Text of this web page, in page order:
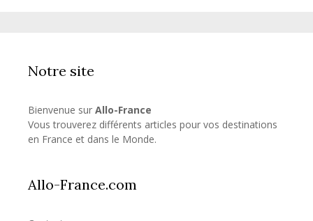
Notre site
Bienvenue sur Allo-France
Vous trouverez différents articles pour vos destinations
en France et dans le Monde.
Allo-France.com